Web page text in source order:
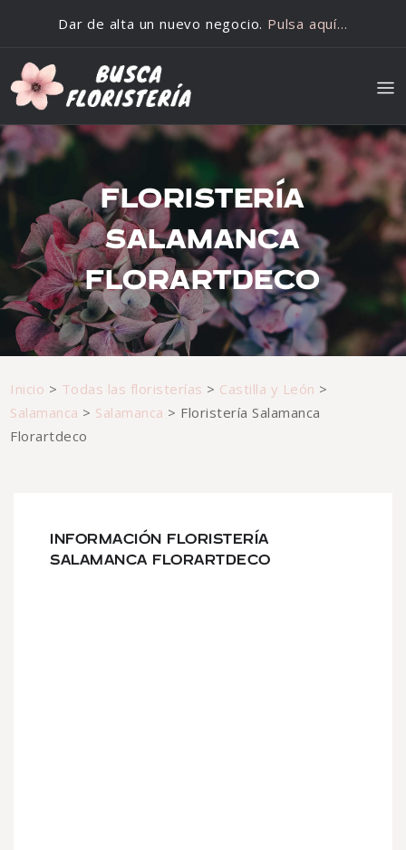
Dar de alta un nuevo negocio. Pulsa aquí…
FLORISTERÍA
SALAMANCA
FLORARTDECO
Inicio > Todas las floristerías > Castilla y León >
Salamanca > Salamanca > Floristería Salamanca
Florartdeco
INFORMACIÓN FLORISTERÍA
SALAMANCA FLORARTDECO